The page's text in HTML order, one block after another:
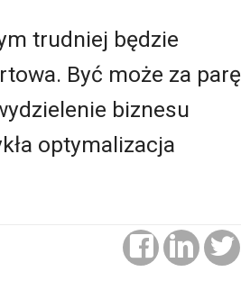
trudniej będzie
Być może za parę
biznesu
optymalizacja